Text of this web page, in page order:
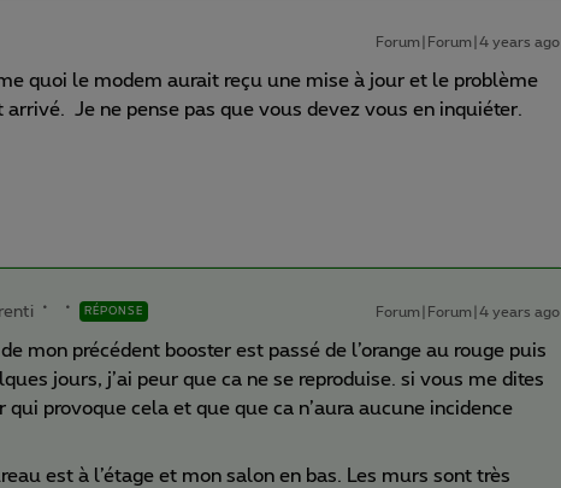
Forum|Forum|4 years ago
quoi le modem aurait reçu une mise à jour et le problème
Je ne pense pas que vous devez vous en inquiéter.
RÉPONSE Forum|Forum|4 years ago
mon précédent booster est passé de l’orange au rouge puis
jours, j’ai peur que ca ne se reproduise. si vous me dites
qui provoque cela et que que ca n’aura aucune incidence
est à l’étage et mon salon en bas. Les murs sont très